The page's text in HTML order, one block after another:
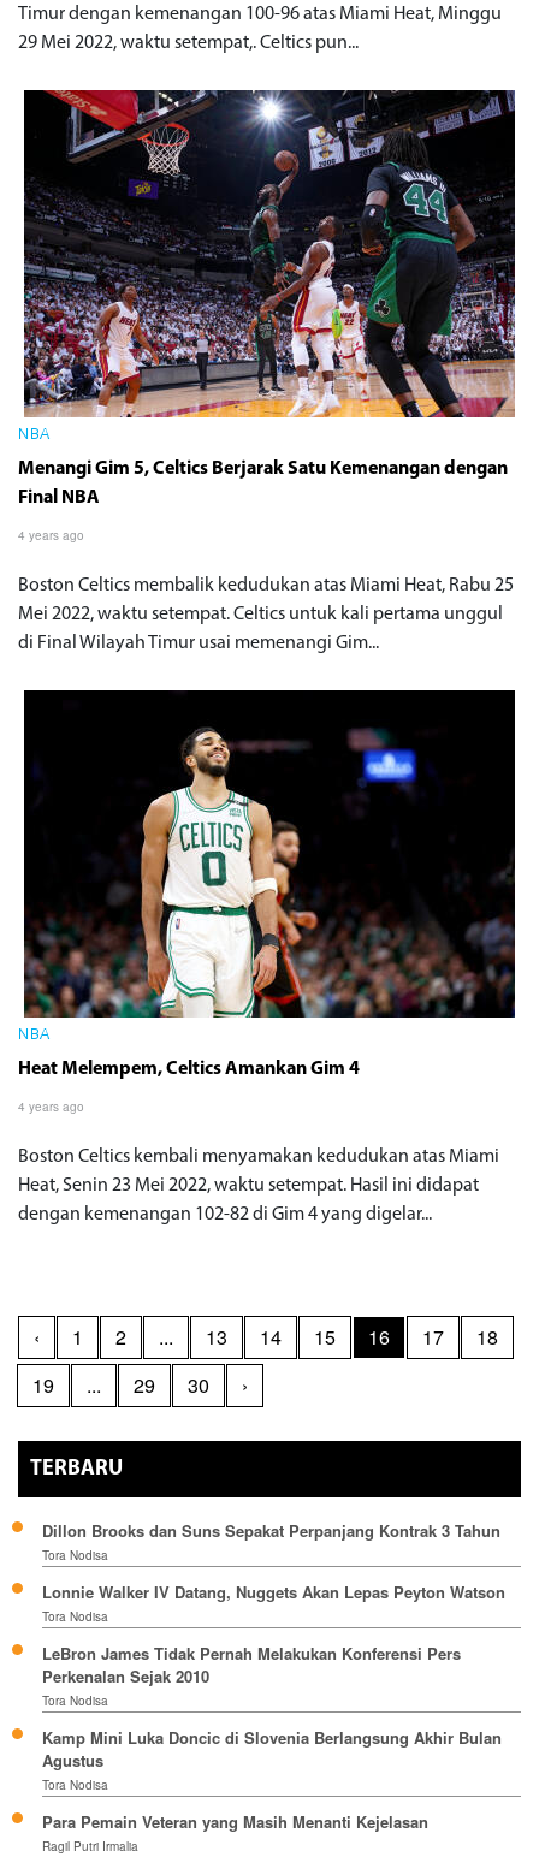
Timur dengan kemenangan 100-96 atas Miami Heat, Minggu
29 Mei 2022, waktu setempat,. Celtics pun...
NBA
Menangi Gim 5, Celtics Berjarak Satu Kemenangan dengan
Final NBA
4 years ago
Boston Celtics membalik kedudukan atas Miami Heat, Rabu 25
Mei 2022, waktu setempat. Celtics untuk kali pertama unggul
di Final Wilayah Timur usai memenangi Gim...
NBA
Heat Melempem, Celtics Amankan Gim 4
4 years ago
Boston Celtics kembali menyamakan kedudukan atas Miami
Heat, Senin 23 Mei 2022, waktu setempat. Hasil ini didapat
dengan kemenangan 102-82 di Gim 4 yang digelar...
‹ 1 2 ... 13 14 15 16 17
18
19
... 29 30 ›
TERBARU
Dillon Brooks dan Suns Sepakat Perpanjang Kontrak 3 Tahun
Tora Nodisa
Lonnie Walker IV Datang, Nuggets Akan Lepas Peyton Watson
Tora Nodisa
LeBron James Tidak Pernah Melakukan Konferensi Pers
Perkenalan Sejak 2010
Tora Nodisa
Kamp Mini Luka Doncic di Slovenia Berlangsung Akhir Bulan
Agustus
Tora Nodisa
Para Pemain Veteran yang Masih Menanti Kejelasan
Ragil Putri Irmalia